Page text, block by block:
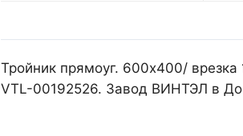
Тройник прямоуг. 600х400/
VTL-00192526. Завод ВИНТЭЛ в